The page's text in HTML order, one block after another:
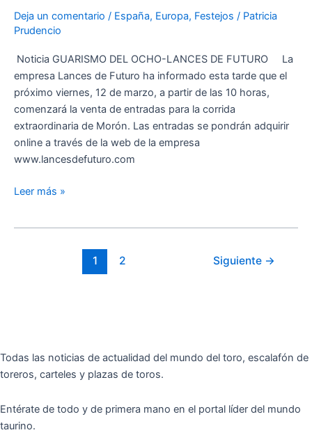
Deja un comentario / España, Europa, Festejos / Patricia
Prudencio
Noticia GUARISMO DEL OCHO-LANCES DE FUTURO La
empresa Lances de Futuro ha informado esta tarde que el
próximo viernes, 12 de marzo, a partir de las 10 horas,
comenzará la venta de entradas para la corrida
extraordinaria de Morón. Las entradas se pondrán adquirir
online a través de la web de la empresa
www.lancesdefuturo.com
abre
sus
taquillas
Leer más »
1 2 Siguiente →
Todas las noticias de actualidad del mundo del toro, escalafón de
toreros, carteles y plazas de toros.
Entérate de todo y de primera mano en el portal líder del mundo
taurino.